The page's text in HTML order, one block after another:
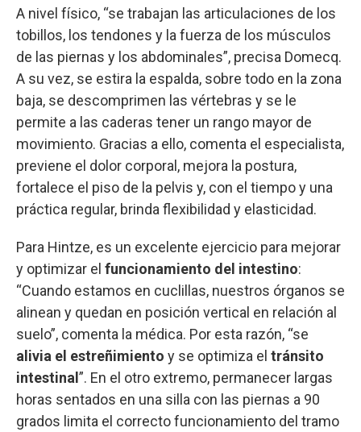
A nivel físico, “se trabajan las articulaciones de los
tobillos, los tendones y la fuerza de los músculos
de las piernas y los abdominales”, precisa Domecq.
A su vez, se estira la espalda, sobre todo en la zona
baja, se descomprimen las vértebras y se le
permite a las caderas tener un rango mayor de
movimiento. Gracias a ello, comenta el especialista,
previene el dolor corporal, mejora la postura,
fortalece el piso de la pelvis y, con el tiempo y una
práctica regular, brinda flexibilidad y elasticidad.
Para Hintze, es un excelente ejercicio para mejorar
y optimizar el funcionamiento del intestino:
“Cuando estamos en cuclillas, nuestros órganos se
alinean y quedan en posición vertical en relación al
suelo”, comenta la médica. Por esta razón, “se
alivia el estreñimiento y se optimiza el tránsito
intestinal ”. En el otro extremo, permanecer largas
horas sentados en una silla con las piernas a 90
grados limita el correcto funcionamiento del tramo